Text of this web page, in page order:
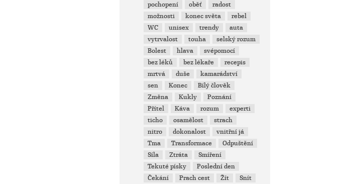
pochopení
oběť
radost
možnosti
konec světa
rebel
WC
unisex trendy
auta
vytrvalost
touha
selský rozum
Bolest
hlava
svépomocí
bez léků
bez lékaře
recepis
mrtvá
duše
kamarádství
sen
Konec
Bílý člověk
Změna
Kukly
Poznání
Přítel
Káva rozum
experti
ticho
osamělost
strach
nitro
dokonalost
vnitřní já
Tma
Transformace
Odpuštění
Síla
Ztráta
Smíření
Tekuté písky
Poslední den
Čekání
Prach cest Žít
Snít